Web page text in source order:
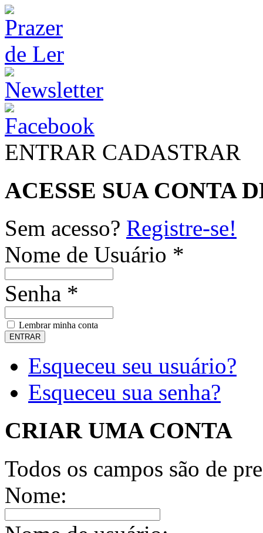
ENTRAR CADASTRAR
ACESSE SUA CONTA
Sem acesso? Registre-se!
Nome de Usuário *
Senha *
Lembrar minha conta
Esqueceu seu usuário?
Esqueceu sua senha?
CRIAR UMA CONTA
Todos os campos são de
Nome: